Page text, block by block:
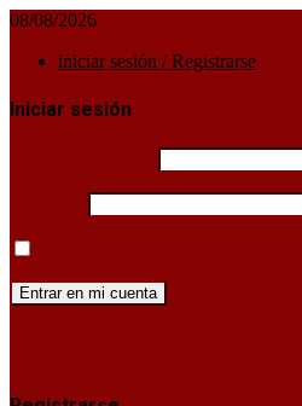
08/08/2026
iniciar sesión / Registrarse
Iniciar sesión